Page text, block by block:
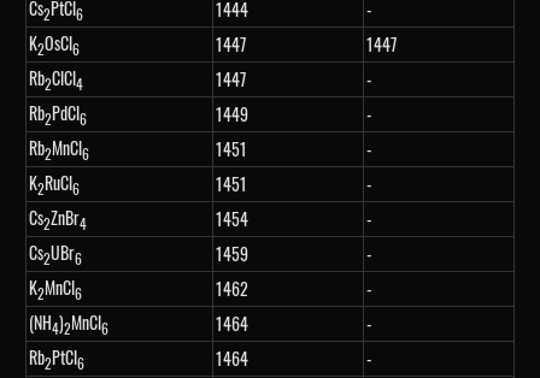
Cs2PtCl6 1444
-
K2OsCl6 1447
1447
Rb2ClCl4 1447
-
Rb2PdCl6 1449
-
Rb2MnCl6 1451
-
K2RuCl6 1451
-
Cs2ZnBr4 1454
-
Cs2UBr6 1459
-
K2MnCl6 1462
-
(NH4)2MnCl6 1464
-
Rb2PtCl6 1464
-